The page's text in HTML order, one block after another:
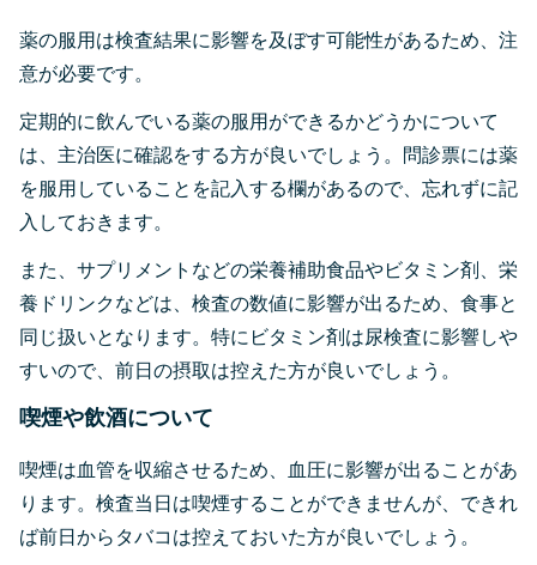
薬の服用は検査結果に影響を及ぼす可能性があるため、注
意が必要です。
定期的に飲んでいる薬の服用ができるかどうかについて
は、主治医に確認をする方が良いでしょう。問診票には薬
を服用していることを記入する欄があるので、忘れずに記
入しておきます。
また、サプリメントなどの栄養補助食品やビタミン剤、栄
養ドリンクなどは、検査の数値に影響が出るため、食事と
同じ扱いとなります。特にビタミン剤は尿検査に影響しや
すいので、前日の摂取は控えた方が良いでしょう。
喫煙や飲酒について
喫煙は血管を収縮させるため、血圧に影響が出ることがあ
ります。検査当日は喫煙することができませんが、できれ
ば前日からタバコは控えておいた方が良いでしょう。